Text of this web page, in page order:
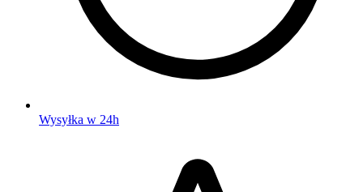
Wysyłka w 24h